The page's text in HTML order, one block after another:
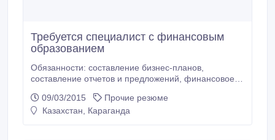
Требуется специалист с финансовым
образованием
Обязанности: составление бизнес-планов,
составление отчетов и предложений, финансовое
заключение договоров, финансовое планирование,
анализ работы. Требования к кандидату: знание ПК.
09/03/2015
Прочие резюме
Казахстан, Караганда